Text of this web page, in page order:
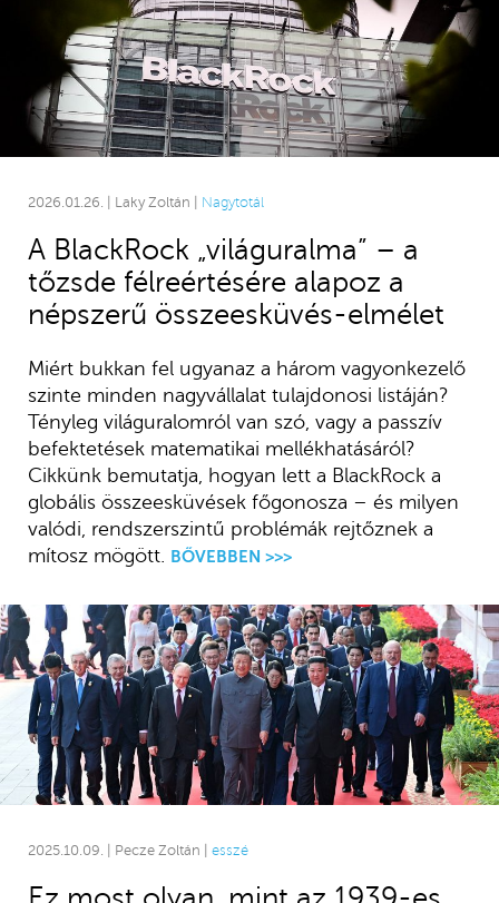
2026.01.26. | Laky Zoltán | Nagytotál
A BlackRock „világuralma” – a
tőzsde félreértésére alapoz a
népszerű összeesküvés-elmélet
Miért bukkan fel ugyanaz a három vagyonkezelő
szinte minden nagyvállalat tulajdonosi listáján?
Tényleg világuralomról van szó, vagy a passzív
befektetések matematikai mellékhatásáról?
Cikkünk bemutatja, hogyan lett a BlackRock a
globális összeesküvések főgonosza – és milyen
valódi, rendszerszintű problémák rejtőznek a
mítosz mögött.
BŐVEBBEN >>>
2025.10.09. | Pecze Zoltán | esszé